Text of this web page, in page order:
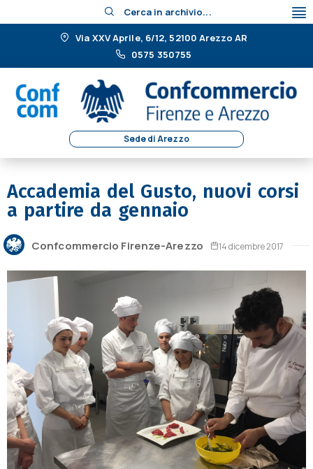
Cerca in archivio...
Via XXV Aprile, 6/12, 52100 Arezzo AR
0575 350755
Sede di Arezzo
Accademia del Gusto, nuovi corsi
a partire da gennaio
Confcommercio Firenze-Arezzo 14 dicembre 2017